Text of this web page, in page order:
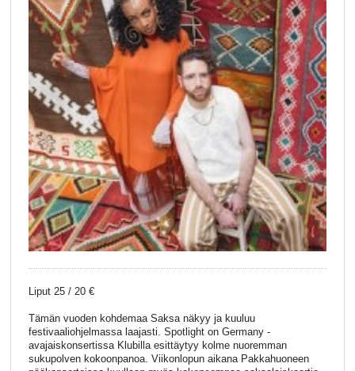
Liput 25 / 20 €
Tämän vuoden kohdemaa Saksa näkyy ja kuuluu
festivaaliohjelmassa laajasti. Spotlight on Germany -
avajaiskonsertissa Klubilla esittäytyy kolme nuoremman
sukupolven kokoonpanoa. Viikonlopun aikana Pakkahuoneen